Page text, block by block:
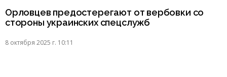
Орловцев предостерегают от вербовки со
стороны украинских спецслужб
8 октября 2025 г. 10:11